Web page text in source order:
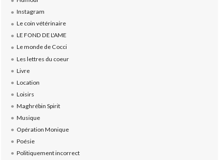
Instagram
Le coin vétérinaire
LE FOND DE L'AME
Le monde de Cocci
Les lettres du coeur
Livre
Location
Loisirs
Maghrébin Spirit
Musique
Opération Monique
Poésie
Politiquement incorrect